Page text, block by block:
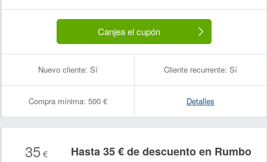
Canjea el cupón
Nuevo cliente: Sí Cliente recurrente: Sí
Compra mínima: 500 € Detalles
35€ Hasta 35 € de descuento en Rumbo